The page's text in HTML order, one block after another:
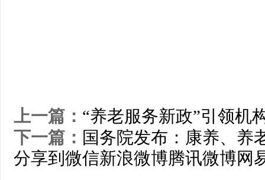
上一篇： “养老服务新政”引领机
下一篇： 国务院发布：康养、养
分享到 微信新浪微博腾讯微博网